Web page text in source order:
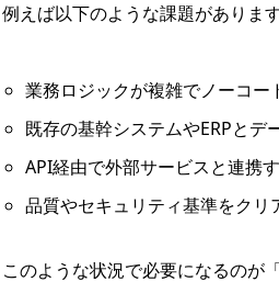
例えば以下のような課題がありま
業務ロジックが複雑でノーコー
既存の基幹システムやERPとデ
API経由で外部サービスと連携
品質やセキュリティ基準をクリ
このような状況で必要になるのが